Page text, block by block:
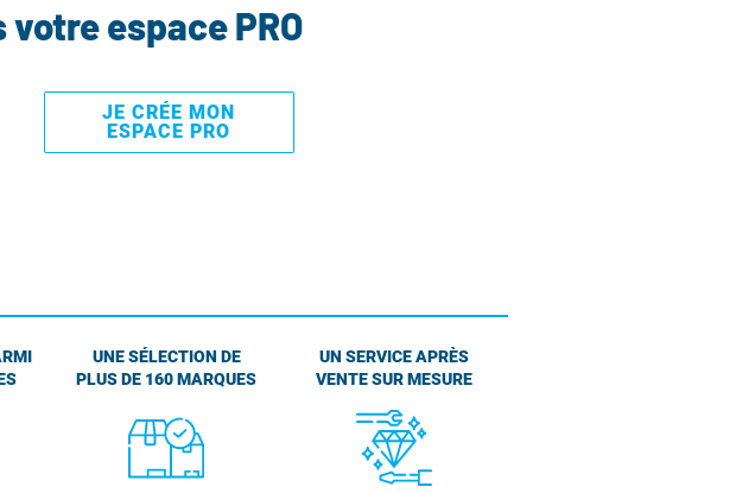
espace PRO
JE CRÉE MON
ESPACE PRO
UNE SÉLECTION DE
PLUS DE 160 MARQUES
UN SERVICE APRÈS
VENTE SUR MESURE